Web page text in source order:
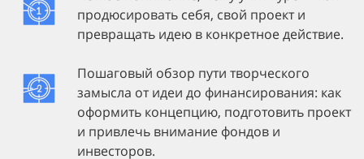
продюсировать себя, свой проект и
превращать идею в конкретное действие.
Пошаговый обзор пути творческого
замысла от идеи до финансирования: как
оформить концепцию, подготовить проект
и привлечь внимание фондов и
инвесторов.